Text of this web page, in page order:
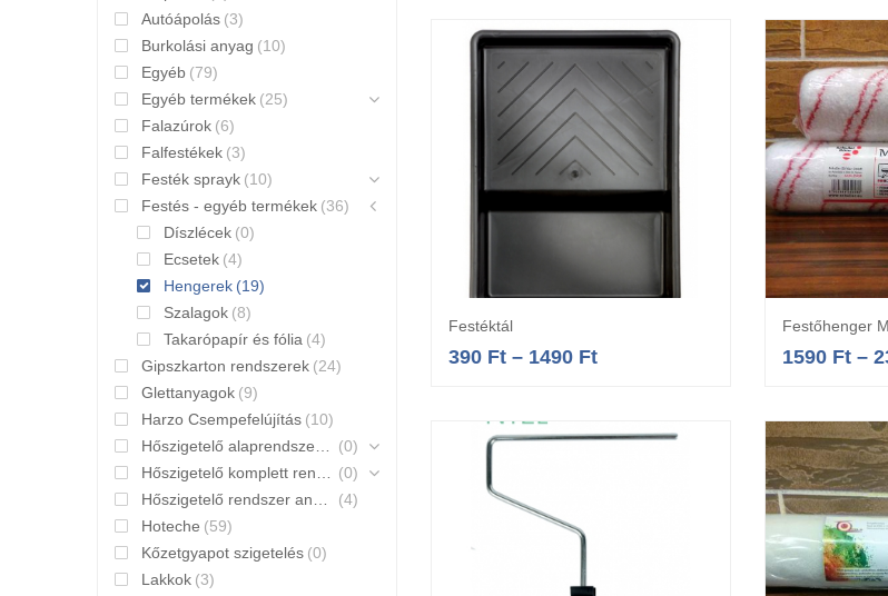
Festéktál
390 Ft – 1490 Ft
Festőhenger
1590 Ft–
Autóápolás (3)
Burkolási anyag (10)
Egyéb (79)
Egyéb termékek (25)
Falazúrok (6)
Falfestékek (3)
Festék sprayk (10)
Festés - egyéb termékek (36)
Díszlécek (0)
Ecsetek (4)
Hengerek (19)
Szalagok (8)
Takarópapír és fólia (4)
Gipszkarton rendszerek (24)
Glettanyagok (9)
Harzo Csempefelújítás (10)
Hőszigetelő alaprendszerek
(0)
Hőszigetelő komplett rendszerek
(0)
Hőszigetelő rendszer anyagai
(4)
Hoteche (59)
Kőzetgyapot szigetelés (0)
Lakkok (3)